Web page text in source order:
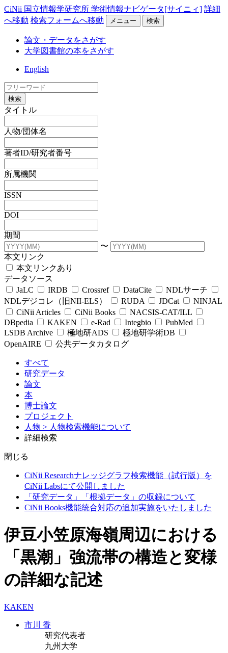
CiNii 国立情報学研究所 学術情報ナビゲータ[サイニィ] 詳細
へ移動 検索フォームへ移動 メニュー 検索
論文・データをさがす
大学図書館の本をさがす
English
検索
タイトル
人物/団体名
著者ID/研究者番号
所属機関
ISSN
DOI
期間
〜
本文リンク
本文リンクあり
データソース
JaLC
IRDB Crossref DataCite
NDLサーチ
NDLデジコレ（旧NII-ELS）
RUDA JDCat
NINJAL
CiNii Articles
CiNii Books
NACSIS-CAT/ILL
DBpedia
KAKEN e-Rad Integbio
PubMed
LSDB Archive
極地研ADS
極地研学術DB
OpenAIRE
公共データカタログ
すべて
研究データ
論文
本
博士論文
プロジェクト
人物 > 人物検索機能について
詳細検索
閉じる
CiNii Researchナレッジグラフ検索機能（試行版）を
CiNii Labsにて公開しました
「研究データ」「根拠データ」の収録について
CiNii Books機能統合対応の追加実施をいたしました
伊豆小笠原海嶺周辺における
「黒潮」強流帯の構造と変様
の詳細な記述
KAKEN
市川 香
研究代表者
九州大学